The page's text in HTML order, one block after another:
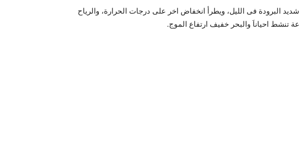
شديد البرودة فى الليل، ويطرأ انخفاض اخر على درجات الحرارة، والرياح
تنشط احياناَ والبحر خفيف ارتفاع الموج.